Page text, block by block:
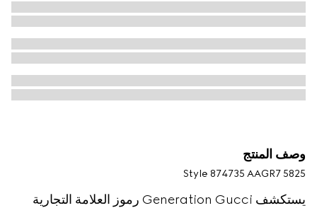
وصف المنتج
Style ‎874735 AAGR7 5825
يستكشف Generation Gucci رموز العلامة التجارية